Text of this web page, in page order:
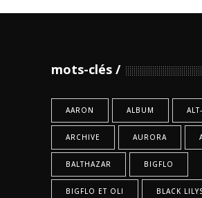
mots-clés
AARON ALBUM
ARCHIVE AURORA
BALTHAZAR BIGFLO
BIGFLO ET OLI BLACK